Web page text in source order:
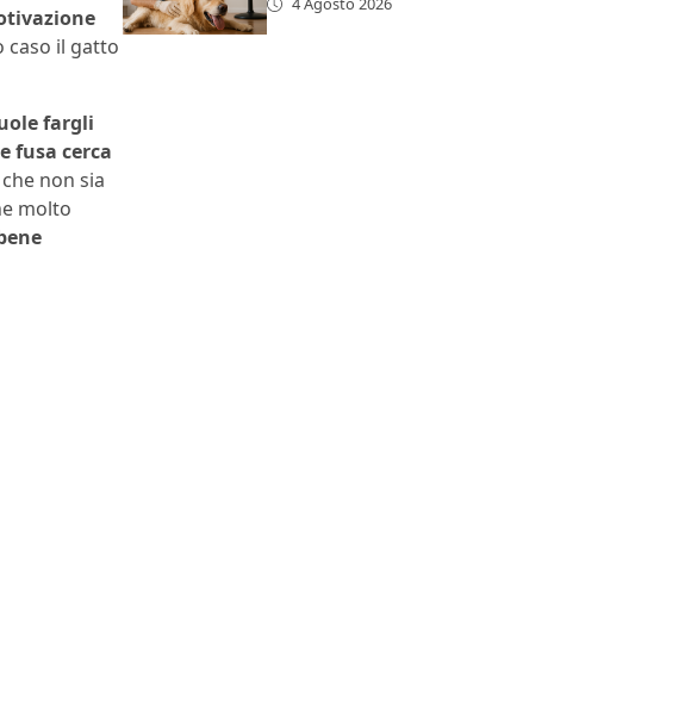
caso il gatto
fargli
fusa cerca
non sia
molto